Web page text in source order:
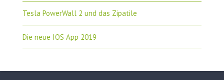
Tesla PowerWall 2 und das Zipatile
Die neue IOS App 2019